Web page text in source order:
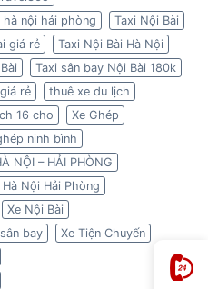
hà nội hải phòng
Taxi Nội Bài
giá rẻ
Taxi Nội Bài Hà Nội
Taxi sân bay Nội Bài 180k
rẻ
thuê xe du lịch
16 cho
Xe Ghép
ninh bình
NỘI – HẢI PHÒNG
Nội Hải Phòng
Xe Nội Bài
bay
Xe Tiện Chuyến